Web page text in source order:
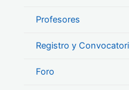
Profesores
Registro y
Foro